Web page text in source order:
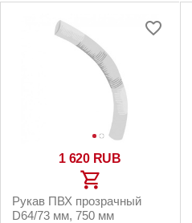
1 620 RUB
Рукав ПВХ прозрачный
D64/73 мм, 750 мм